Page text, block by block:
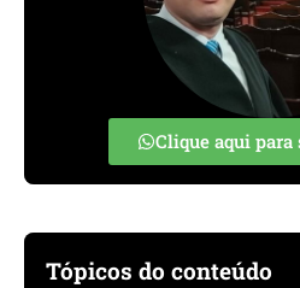
Clique aqui para
Tópicos do conteúdo